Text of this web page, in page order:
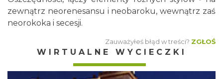
zewnątrz neorenesansu i neobaroku, wewnątrz zaś
neorokoka i secesji.
Zauważyłeś błąd w treści? ZGŁOŚ
WIRTUALNE WYCIECZKI